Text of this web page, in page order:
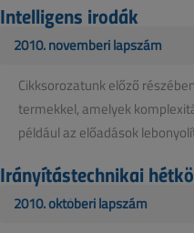
Intelligens irodák
2010. novemberi lapszám
Cikksorozatunk előző
termekkel, amelyek
például az előadások
Irányítástechnikai
2010. októberi lapszám